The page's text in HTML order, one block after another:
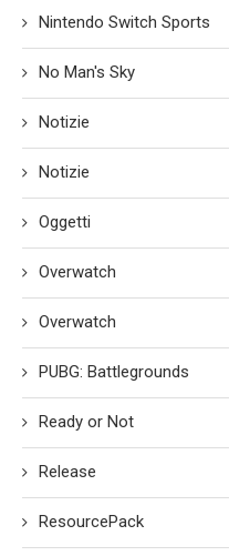
Nintendo Switch Sports
No Man's Sky
Notizie
Notizie
Oggetti
Overwatch
Overwatch
PUBG: Battlegrounds
Ready or Not
Release
ResourcePack